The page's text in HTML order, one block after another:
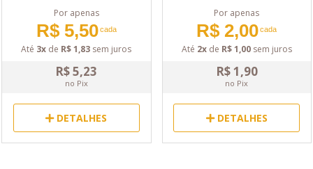
Por apenas
R$ 5,50cada
Até 3x de R$ 1,83 sem juros
R$ 5,23
no Pix
DETALHES
Por apenas
R$ 2,00cada
Até 2xde R$ 1,00sem juros
R$ 1,90
no Pix
DETALHES